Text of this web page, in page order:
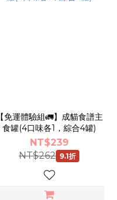
【免運體驗組🚛】成貓食譜主
食罐(4口味各1，綜合4罐)
NT$239
NT$262 9.1折